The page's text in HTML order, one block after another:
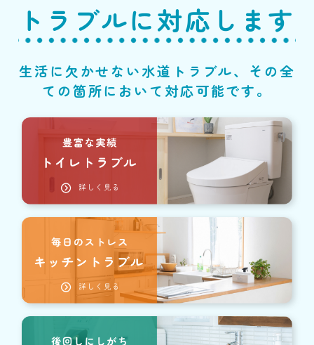
トラブルに対応します
生活に欠かせない水道トラブル、その全
ての箇所において対応可能です。